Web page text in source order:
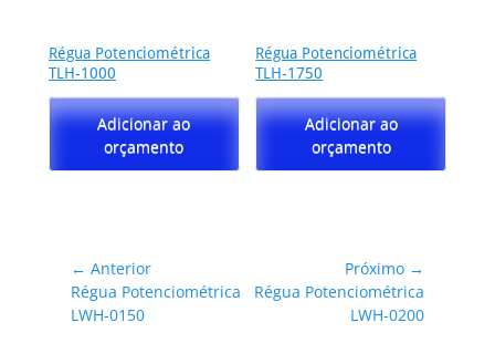
Régua Potenciométrica
TLH-1000
Adicionar ao
orçamento
Régua Potenciométrica
TLH-1750
Adicionar ao
orçamento
Navegação
de
Post
← Anterior
Post
anterior:
Régua Potenciométrica
LWH-0150
Próximo →
Próximo
Régua Potenciométrica
LWH-0200